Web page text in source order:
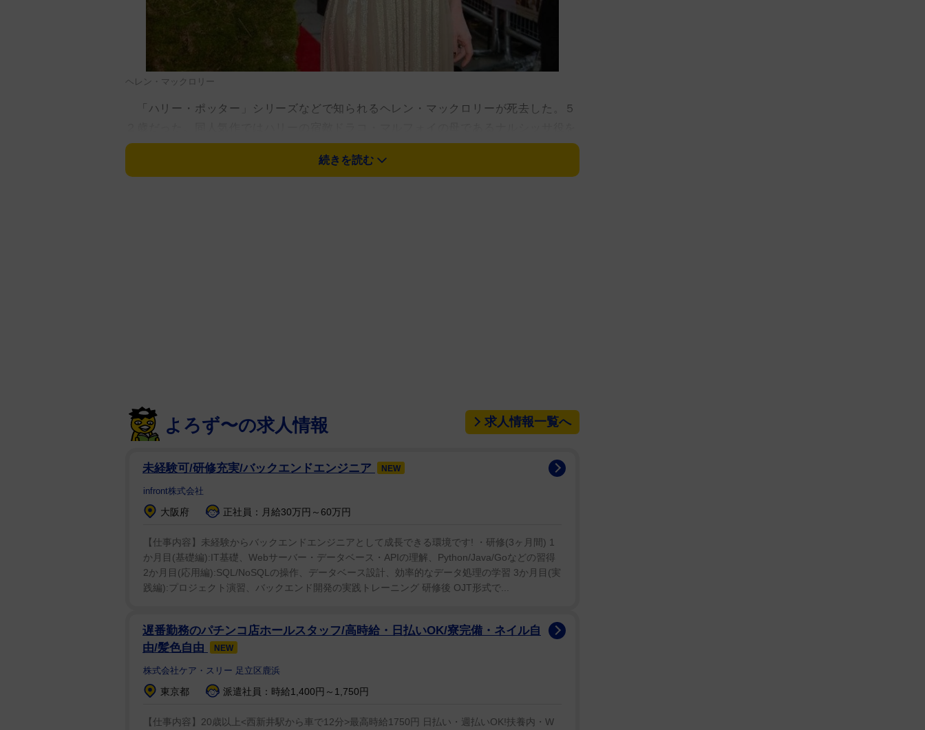
ヘレン・マックロリー
「ハリー・ポッター」シリーズなどで知られるヘレン・マックロリーが死去した。５
演じていたヘレンが、がんとの闘病生活の末、「安らかに」息を引き取ったことを１６
日、夫のダミアン・ルイスが伝えた。
た。前進するために光を照らし、必要な時には手を取ってくれてありがとう」と追悼の
言葉を贈った。
続きを読む
よろず〜の求人情報 求人情報一覧へ
未経験可/研修充実/バックエンドエンジニア NEW
infront株式会社
大阪府 正社員：月給30万円～60万円
【仕事内容】未経験からバックエンドエンジニアとして成長できる環境です! ・研修(3ヶ月間) 1
か月目(基礎編):IT基礎、Webサーバー・データベース・APIの理解、Python/Java/Goなどの習得
2か月目(応用編):SQL/NoSQLの操作、データベース設計、効率的なデータ処理の学習 3か月目(実
践編):プロジェクト演習、バックエンド開発の実践トレーニング 研修後 OJT形式で...
遅番勤務のパチンコ店ホールスタッフ/高時給・日払いOK/寮完備・ネイル自
由/髪色自由
NEW
株式会社ケア・スリー 足立区鹿浜
東京都 派遣社員：時給1,400円～1,750円
【仕事内容】20歳以上<西新井駅から車で12分>最高時給1750円 日払い・週払いOK!扶養内・W